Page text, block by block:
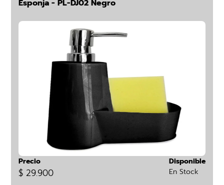
Esponja - PL-DJ02 Negro
Precio
$ 29.900
Disponible
En Stock